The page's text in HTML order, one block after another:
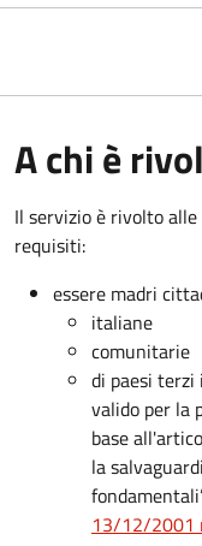
A chi è
Il servizio è rivolto
requisiti:
essere madri
italiane
comunitarie
di paesi terzi
valido per la
base
la
13/12/2001